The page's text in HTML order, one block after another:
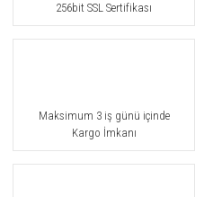
256bit SSL Sertifikası
Maksimum 3 iş günü içinde
Kargo İmkanı